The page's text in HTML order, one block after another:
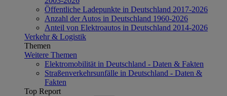
Öffentliche Ladepunkte in Deutschland 2017-2026
Anzahl der Autos in Deutschland 1960-2026
Anteil von Elektroautos in Deutschland 2014-2026
Verkehr & Logistik
Themen
Weitere Themen
Elektromobilität in Deutschland - Daten & Fakten
Straßenverkehrsunfälle in Deutschland - Daten &
Fakten
Top Report